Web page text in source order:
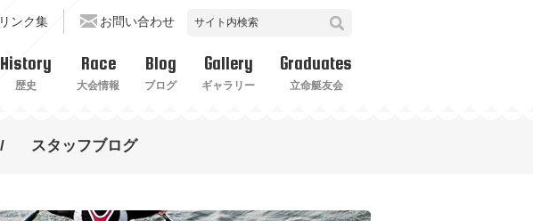
リンク集 お問い合わせ
History
歴史
Race
大会情報
Blog
ブログ
Gallery
ギャラリー
Graduates
立命艇友会
スタッフブログ